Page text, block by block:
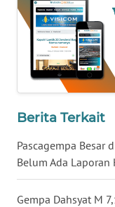
Berita Terkait
Pascagempa Besar
Belum Ada Laporan
Gempa Dahsyat M
SULTRA
WN
NTB
WN
SULTENG
WN
SULBAR
WN